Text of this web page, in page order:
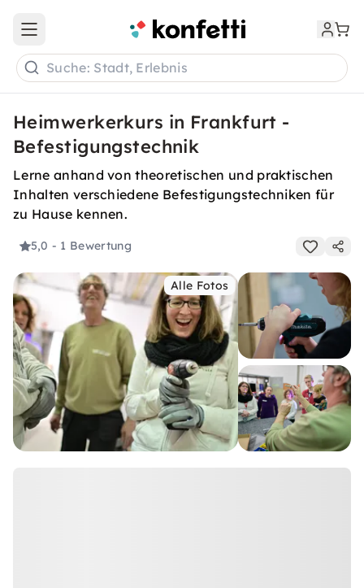
Open main menu
Suche: Stadt, Erlebnis
Heimwerkerkurs in Frankfurt -
Befestigungstechnik
Lerne anhand von theoretischen und praktischen
Inhalten verschiedene Befestigungstechniken für
zu Hause kennen.
5,0 - 1 Bewertung
Alle Fotos